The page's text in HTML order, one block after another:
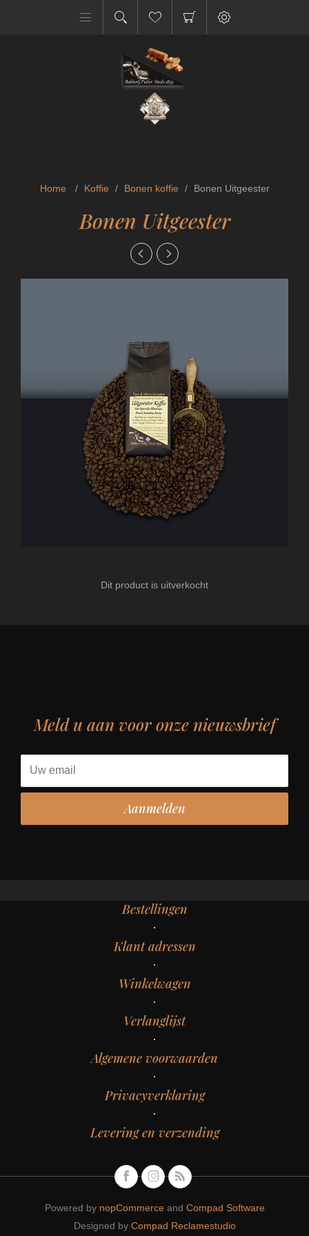
Home / Koffie / Bonen koffie / Bonen Uitgeester
Bonen Uitgeester
Dit product is uitverkocht
Meld u aan voor onze nieuwsbrief
Bestellingen
Klant adressen
Winkelwagen
Verlanglijst
Algemene voorwaarden
Privacyverklaring
Levering en verzending
Powered by nopCommerceand Compad Software
Designed by Compad Reclamestudio